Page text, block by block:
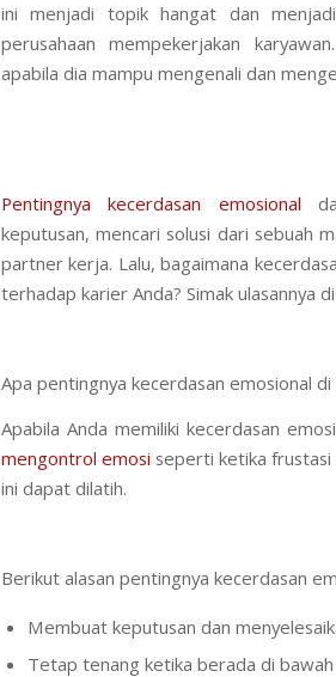
ini menjadi topik hangat dan
perusahaan mempekerjakan
apabila dia mampu mengenali dan
Pentingnya kecerdasan emosional
keputusan, mencari solusi dari sebuah
partner kerja. Lalu, bagaimana
terhadap karier Anda? Simak ulasannya
Apa pentingnya kecerdasan emosional
Apabila Anda memiliki kecerdasan
mengontrol emosi seperti ketika frustasi
ini dapat dilatih.
Berikut alasan pentingnya kecerdasan
Membuat keputusan dan
Tetap tenang ketika berada di